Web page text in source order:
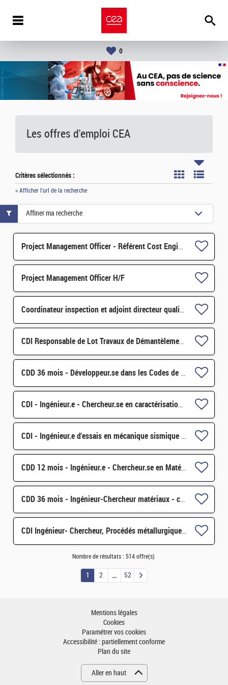
0
Les offres d'emploi CEA
Critères sélectionnés :
» Afficher l'url de la recherche
Project Management Officer - Référent Cost Engineering H/F
Project Management Officer H/F
Coordinateur inspection et adjoint directeur qualité/inspection – Projet RJH H/F
CDI Responsable de Lot Travaux de Démantèlement - Projet EPOC H/F
CDD 36 mois - Développeur.se dans les Codes de Traitement des Données Nucléaires et Monte-Carlo H/F
CDI - Ingénieur.e - Chercheur.se en caractérisation des matériaux par sonde atomique tomographique H/F
CDI - Ingénieur.e d'essais en mécanique sismique H/F
CDD 12 mois - Ingénieur.e - Chercheur.se en Matériaux et Corrosion H/F
CDD 36 mois - Ingénieur-Chercheur matériaux - corrosion et corrosion sous contrainte H/F
CDI Ingénieur- Chercheur, Procédés métallurgiques & industrialisation (matériaux pour les énergies) H/F
Affiner ma recherche
Nombre de résultats : 514 offre(s)
1 2 52
Mentions légales
Cookies
Paramétrer vos cookies
Accessibilité : partiellement conforme
Plan du site
Aller en haut